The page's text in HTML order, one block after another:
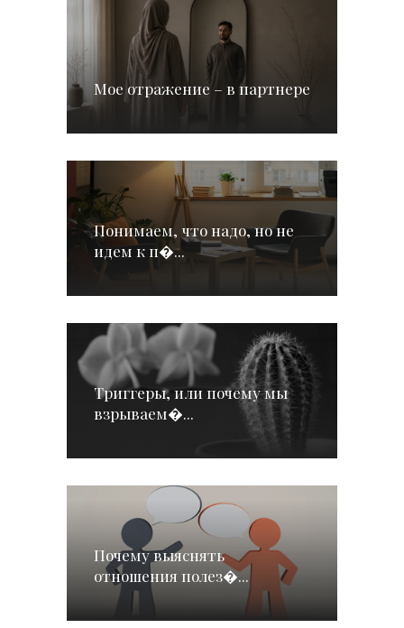
Мое отражение – в партнере
Понимаем, что надо, но не
идем к п�...
Триггеры, или почему мы
взрываем�...
Почему выяснять
отношения полез�...